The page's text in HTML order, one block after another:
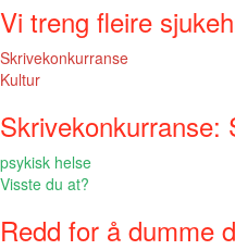
Vi treng fleire
Skrivekonkurranse
Kultur
Skrivekonkurranse:
psykisk helse
Visste du at?
Redd for å dumme